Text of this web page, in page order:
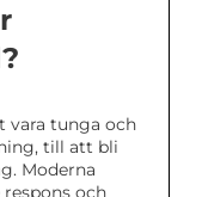
vara tunga och
till att bli
Moderna
och